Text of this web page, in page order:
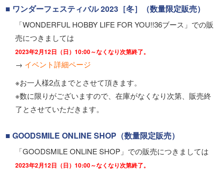
■ ワンダーフェスティバル 2023［冬］（数量限定販売）
「WONDERFUL HOBBY LIFE FOR YOU!!36ブース」での販
売につきましては
2023年2月12日（日）10:00～なくなり次第終了。
→ イベント詳細ページ
※お一人様2点までとさせて頂きます。
※数に限りがございますので、在庫がなくなり次第、販売終
了とさせていただきます。
■ GOODSMILE ONLINE SHOP（数量限定販売）
「GOODSMILE ONLINE SHOP」での販売につきましては
2023年2月12日（日）10:00～なくなり次第終了。